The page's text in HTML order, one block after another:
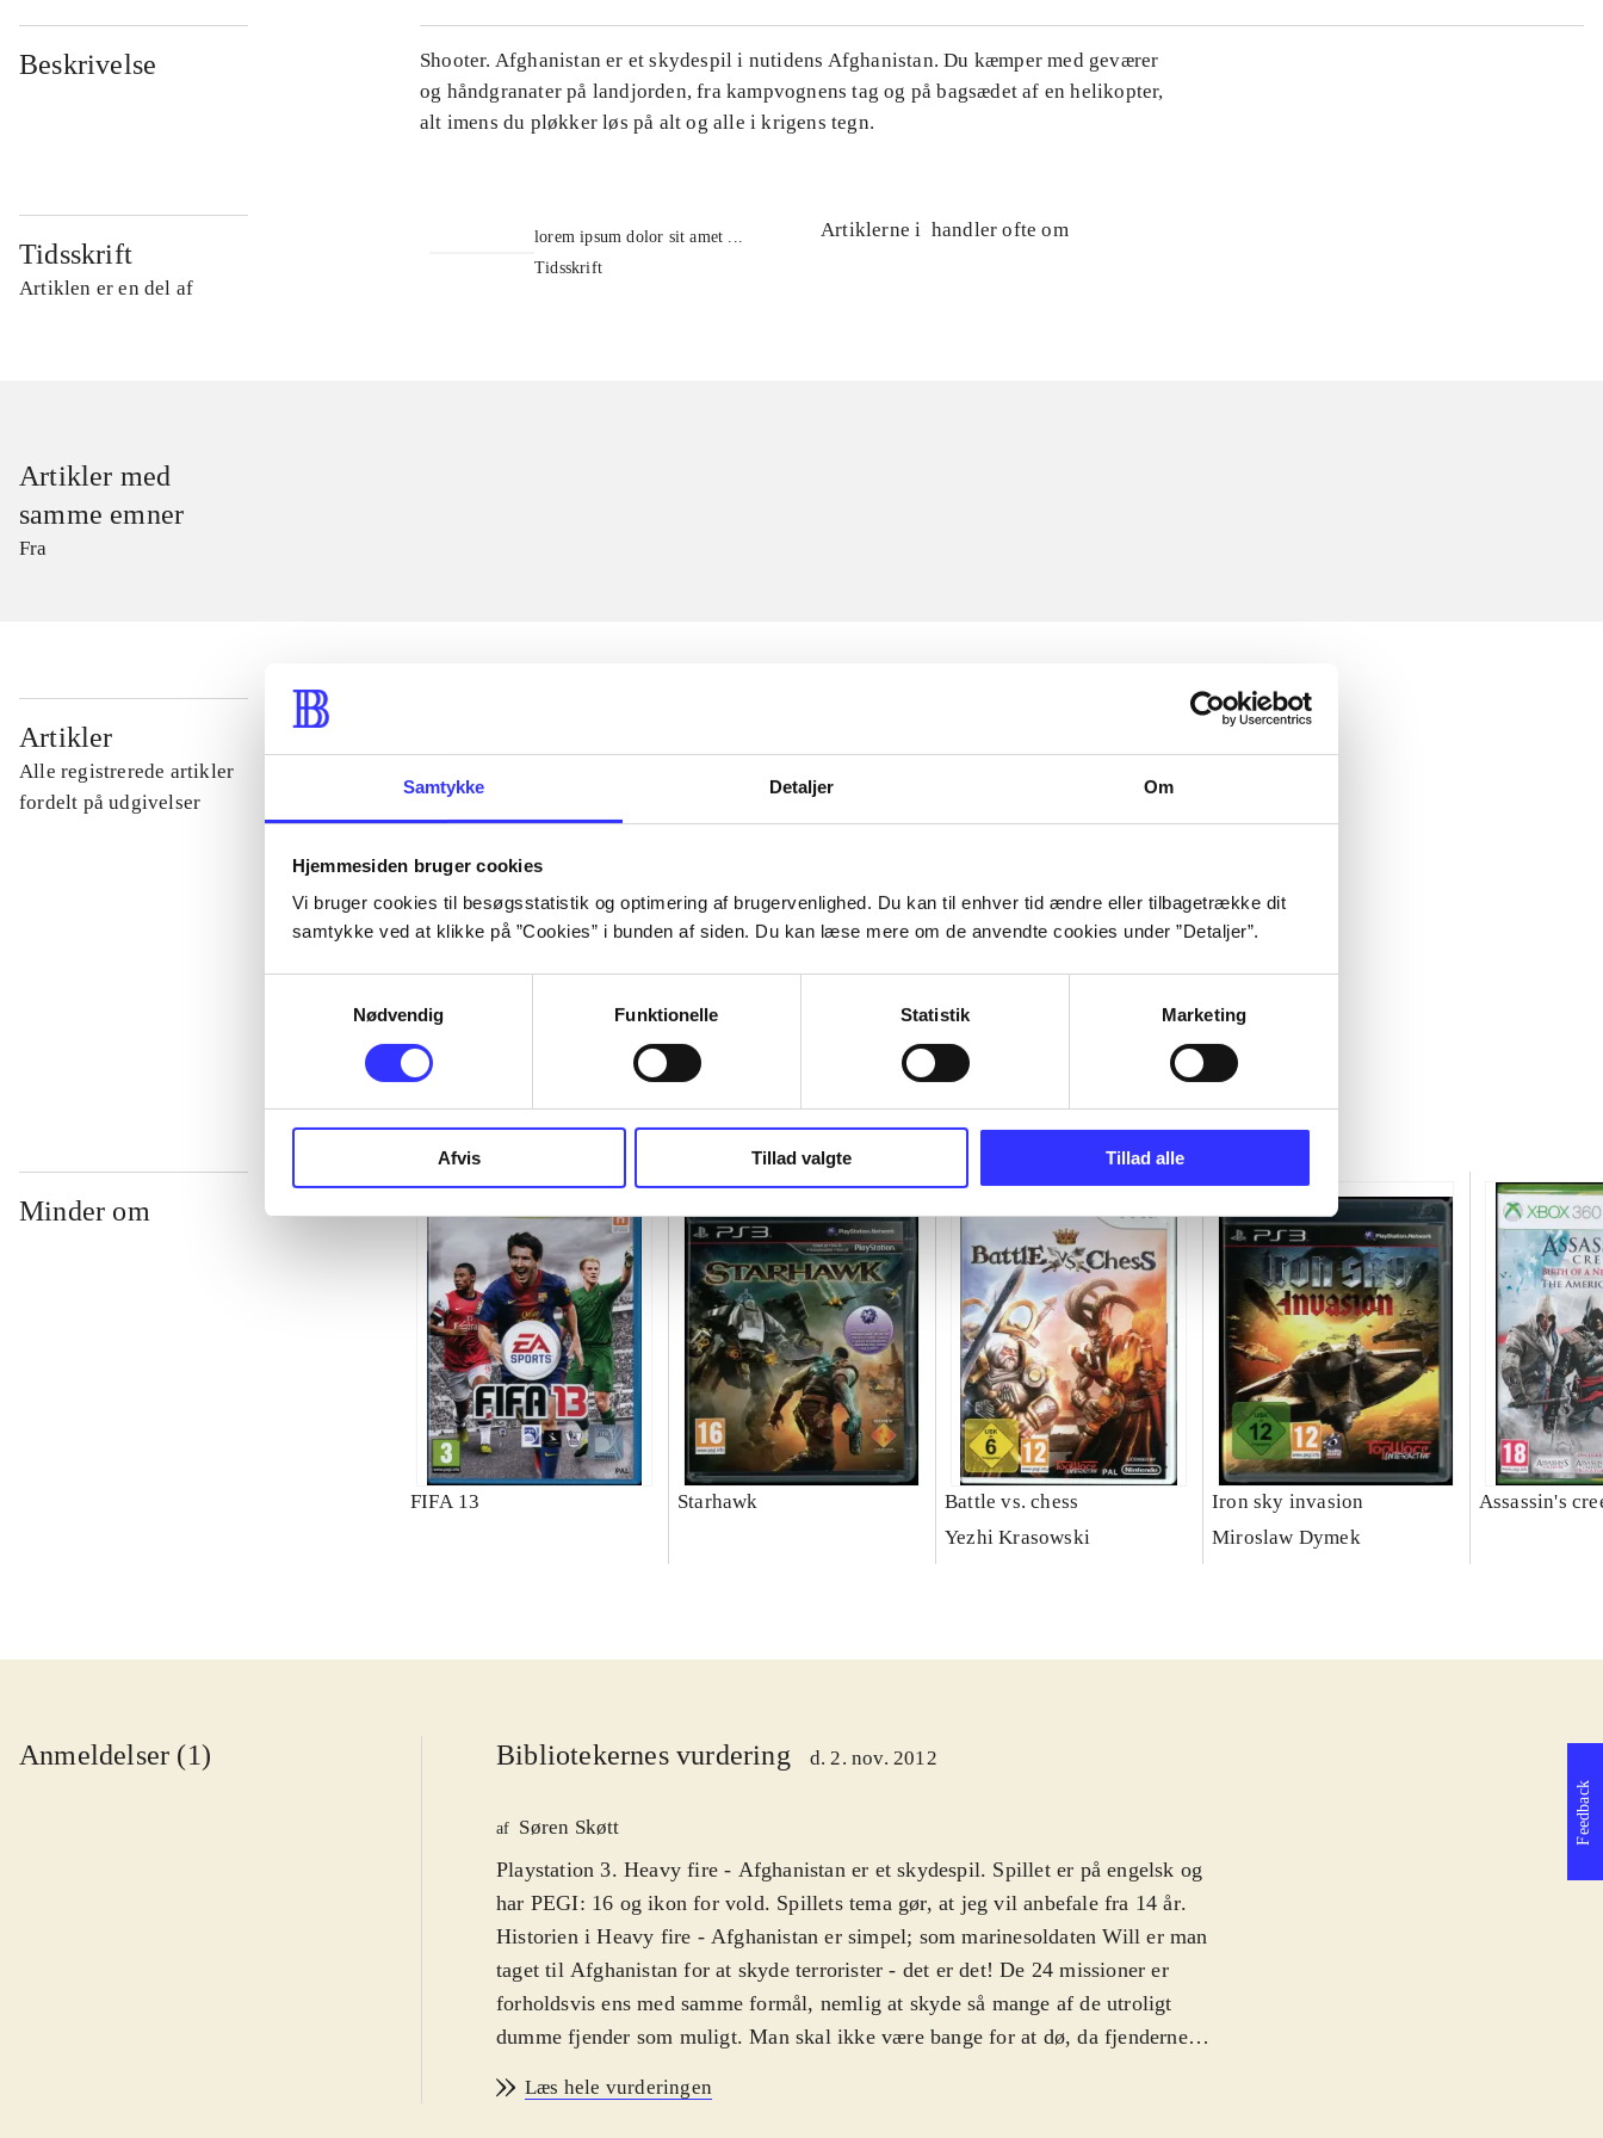
Samtykke Detaljer Om
Hjemmesiden bruger cookies
Vi bruger cookies til besøgsstatistik og optimering af brugervenlighed. Du kan til enhver tid ændre eller tilbagetrække dit
samtykke ved at klikke på ”Cookies” i bunden af siden. Du kan læse mere om de anvendte cookies under ”Detaljer”.
Nødvendig
Funktionelle Statistik Marketing
Afvis Tillad valgte Tillad alle
Beskrivelse
Shooter. Afghanistan er et skydespil i nutidens Afghanistan. Du kæmper med geværer
og håndgranater på landjorden, fra kampvognens tag og på bagsædet af en helikopter,
alt imens du pløkker løs på alt og alle i krigens tegn.
Tidsskrift
Artiklen er en del af
lorem ipsum dolor sit amet ...
Tidsskrift
Artiklerne i handler ofte om
Artikler med
samme emner
Fra
Artikler
Alle registrerede artikler
fordelt på udgivelser
...
...
...
Minder om
FIFA 13 Starhawk
Battle vs. chess
Yezhi Krasowski
Iron sky invasion
Miroslaw Dymek
Assassin's
Anmeldelser (1) Bibliotekernes vurdering d. 2. nov. 2012
af Søren Skøtt
Playstation 3. Heavy fire - Afghanistan er et skydespil. Spillet er på engelsk og
har PEGI: 16 og ikon for vold. Spillets tema gør, at jeg vil anbefale fra 14 år.
Historien i Heavy fire - Afghanistan er simpel; som marinesoldaten Will er man
taget til Afghanistan for at skyde terrorister - det er det! De 24 missioner er
forholdsvis ens med samme formål, nemlig at skyde så mange af de utroligt
dumme fjender som muligt. Man skal ikke være bange for at dø, da fjenderne
dårligt - og som om det ikke var nok, kommer der desuden et stort rødt
Læs hele vurderingen
Feedback